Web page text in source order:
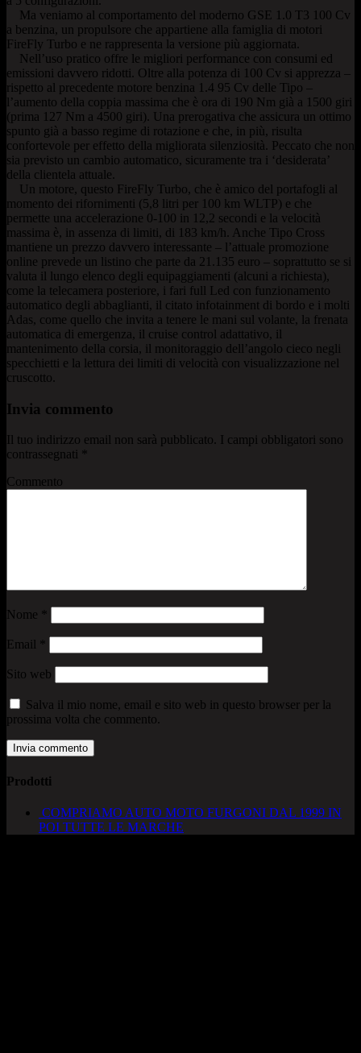
Ma veniamo al comportamento del moderno GSE 1.0 T3 100 Cv
a benzina, un propulsore che appartiene alla famiglia di motori
FireFly Turbo e ne rappresenta la versione più aggiornata.
Nell’uso pratico offre le migliori performance con consumi ed
emissioni davvero ridotti. Oltre alla potenza di 100 Cv si apprezza –
rispetto al precedente motore benzina 1.4 95 Cv delle Tipo –
l’aumento della coppia massima che è ora di 190 Nm già a 1500 giri
(prima 127 Nm a 4500 giri). Una prerogativa che assicura un ottimo
spunto già a basso regime di rotazione e che, in più, risulta
confortevole per effetto della migliorata silenziosità. Peccato che non
sia previsto un cambio automatico, sicuramente tra i ‘desiderata’
della clientela attuale.
Un motore, questo FireFly Turbo, che è amico del portafogli al
momento dei rifornimenti (5,8 litri per 100 km WLTP) e che
permette una accelerazione 0-100 in 12,2 secondi e la velocità
massima è, in assenza di limiti, di 183 km/h. Anche Tipo Cross
mantiene un prezzo davvero interessante – l’attuale promozione
online prevede un listino che parte da 21.135 euro – soprattutto se si
valuta il lungo elenco degli equipaggiamenti (alcuni a richiesta),
come la telecamera posteriore, i fari full Led con funzionamento
automatico degli abbaglianti, il citato infotainment di bordo e i molti
Adas, come quello che invita a tenere le mani sul volante, la frenata
automatica di emergenza, il cruise control adattativo, il
mantenimento della corsia, il monitoraggio dell’angolo cieco negli
specchietti e la lettura dei limiti di velocità con visualizzazione nel
cruscotto.
Invia commento
Il tuo indirizzo email non sarà pubblicato.
I campi obbligatori sono
contrassegnati
Commento
Nome
Email
Sito web
Salva il mio nome, email e sito web in questo browser per la
prossima volta che commento.
Prodotti
COMPRIAMO AUTO MOTO FURGONI DAL 1999 IN
POI TUTTE LE MARCHE